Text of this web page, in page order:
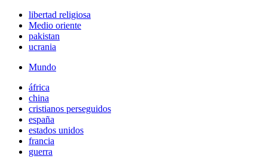
libertad religiosa
Medio oriente
pakistan
ucrania
Mundo
áfrica
china
cristianos perseguidos
españa
estados unidos
francia
guerra